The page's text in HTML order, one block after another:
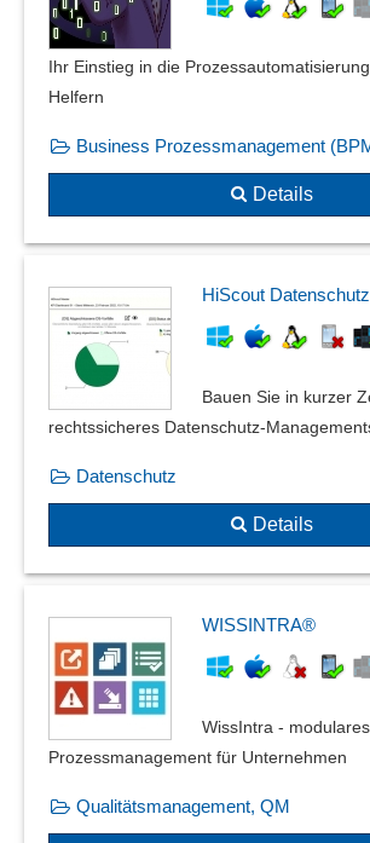
Prozessdesigner
Prozessdokumentation
Prozesshierarchien
Prozesskontrolle
Prozessschnittstelle
Prozesssteuerung
Prozessüberwachung
Prozessverfolgung
Regelbasierte Ausnahmebehandlung
Robotic Process Automation (RPA)
Sendungsverarbeitung
Separate Arbeitsumgebungen
Statistische Prozesslenkung (SPC)
Teilprozessanalyse
Überwachung von Workflows
Versionierung
Vertrags-Genehmigungs-Workflow
Verwaltungsprozesse
Ihr Einstieg in die
Helfern
Business Prozessmanagement
Details
HiScout Datenschutz
Bauen Sie in kurzer
rechtssicheres Datenschutz-
Datenschutz
Details
WISSINTRA®
WissIntra - modulares
Prozessmanagement für Unternehmen
Qualitätsmanagement, QM